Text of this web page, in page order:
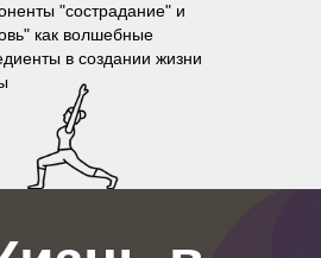
"сострадание" и
как волшебные
в создании жизни